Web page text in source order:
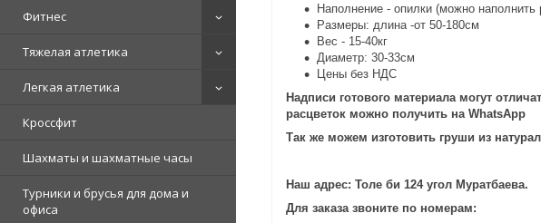
Фитнес
Тяжелая атлетика
Легкая атлетика
Кроссфит
Шахматы и шахматные часы
Турники и брусья для дома и
офиса
Наполнение - опилки (можно наполнить
Размеры: длина -от 50-180см
Вес - 15-40кг
Диаметр: 30-33см
Цены без НДС
Надписи готового материала могут
расцветок можно получить на WhatsApp
Так же можем изготовить груши из
Наш адрес: Толе би 124 угол Муратбаева.
Для заказа звоните по номерам: